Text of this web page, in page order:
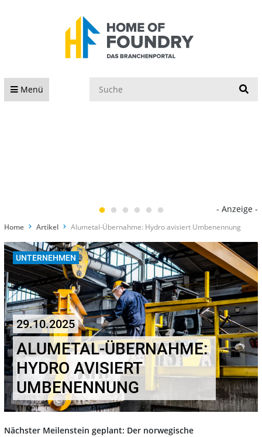
Menü
- Anzeige -
Home Artikel Alumetal-Übernahme: Hydro avisiert Umbenennung
UNTERNEHMEN
29.10.2025
ALUMETAL-ÜBERNAHME:
HYDRO AVISIERT
UMBENENNUNG
Nächster Meilenstein geplant: Der norwegische